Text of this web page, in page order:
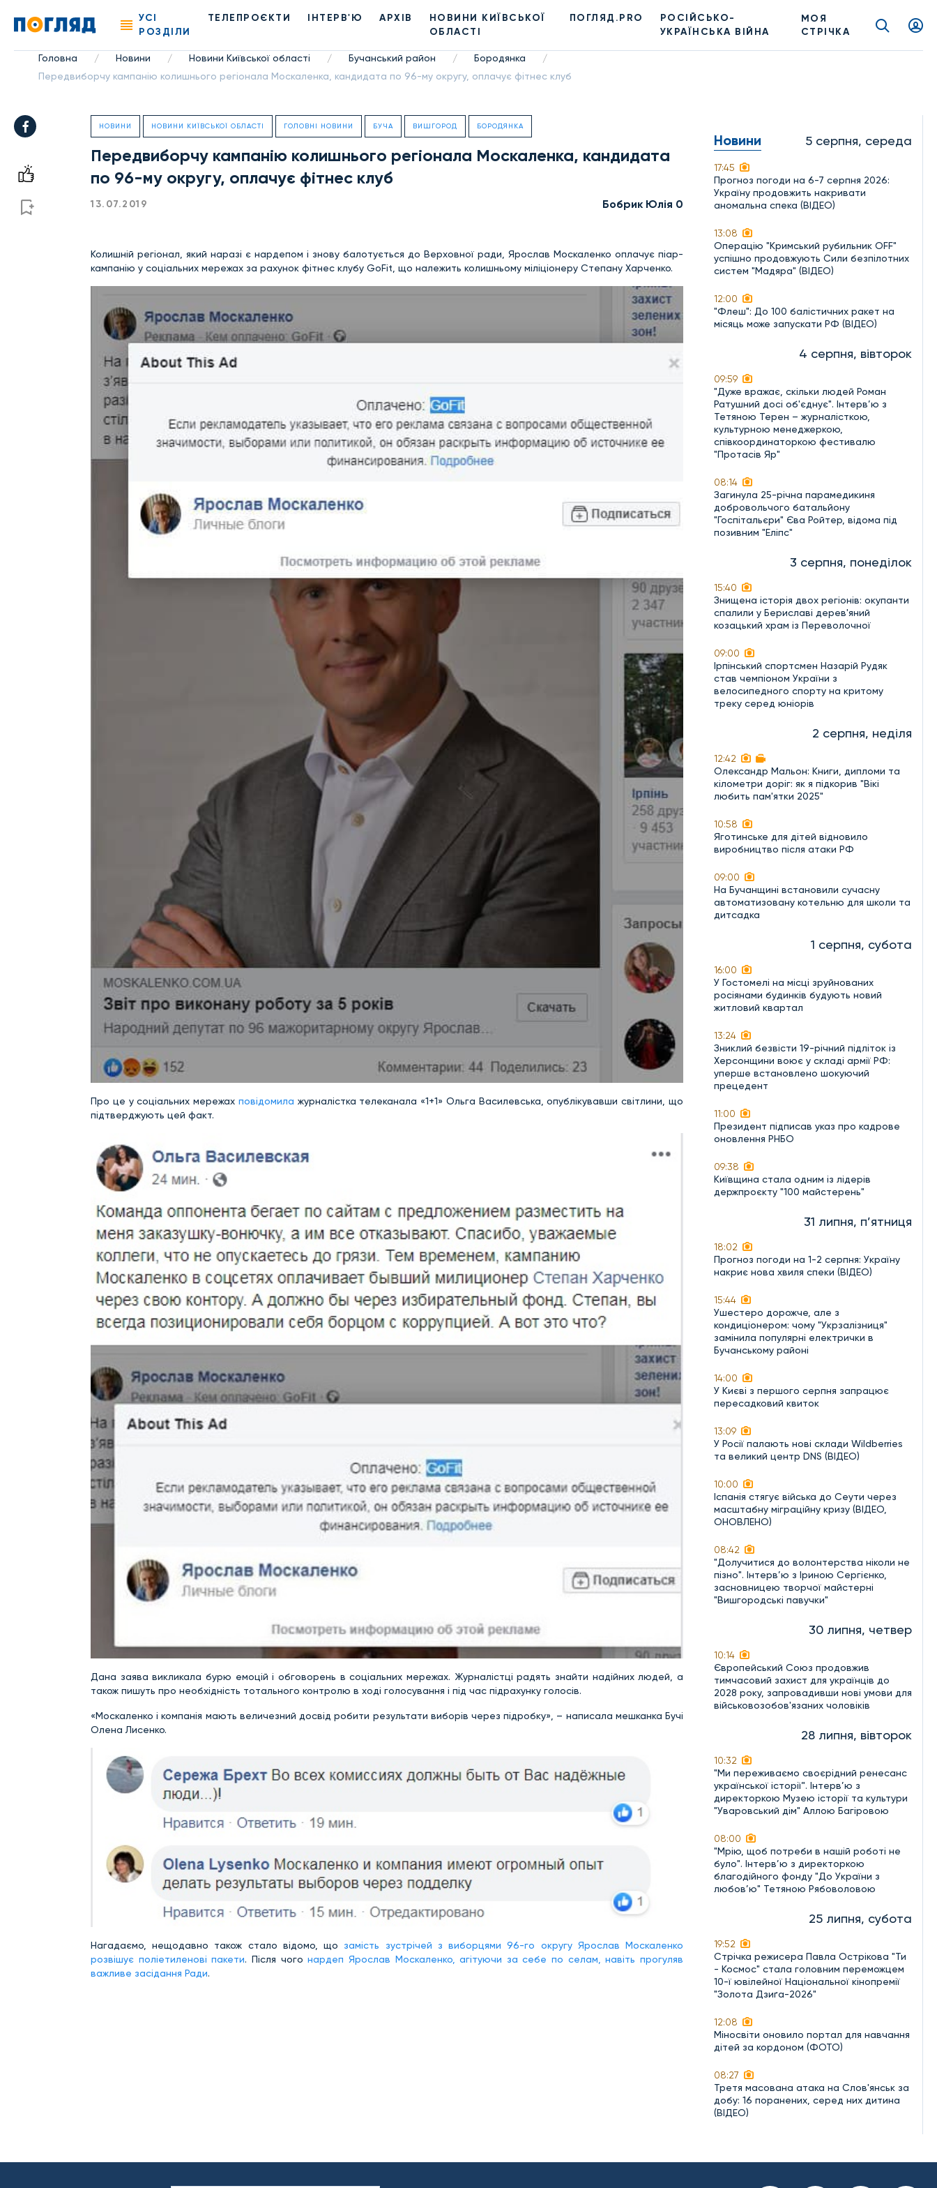
УСІ
РОЗДІЛИ
ТЕЛЕПРОЄКТИ ІНТЕРВ'Ю АРХІВ
НОВИНИ КИЇВСЬКОЇ
ОБЛАСТІ
ПОГЛЯД.PRO
РОСІЙСЬКО-
УКРАЇНСЬКА ВІЙНА
МОЯ
СТРІЧКА
Головна / Новини / Новини Київської області / Бучанський район / Бородянка
/
Передвиборчу кампанію колишнього регіонала Москаленка, кандидата по 96-му округу, оплачує фітнес клуб
НОВИНИ НОВИНИ КИЇВСЬКОЇ ОБЛАСТІ ГОЛОВНІ НОВИНИ БУЧА ВИШГОРОД БОРОДЯНКА
Передвиборчу кампанію колишнього регіонала Москаленка, кандидата
по 96-му округу, оплачує фітнес клуб
13.07.2019 Бобрик Юлія 0
Колишній регіонал, який наразі є нардепом і знову балотується до Верховної ради, Ярослав Москаленко оплачує піар-
кампанію у соціальних мережах за рахунок фітнес клубу GoFit, що належить колишньому міліціонеру Степану Харченко.
Про це у соціальних мережах повідомила журналістка телеканала «1+1» Ольга Василевська, опублікувавши світлини, що
підтверджують цей факт.
Дана заява викликала бурю емоцій і обговорень в соціальних мережах. Журналістці радять знайти надійних людей, а
також пишуть про необхідність тотального контролю в ході голосування і під час підрахунку голосів.
«Москаленко і компанія мають величезний досвід робити результати виборів через підробку», – написала мешканка Бучі
Олена Лисенко.
Нагадаємо, нещодавно також стало відомо, що замість зустрічей з виборцями 96-го округу Ярослав Москаленко
розвішує поліетиленові пакети. Після чогонардеп Ярослав Москаленко, агітуючи за себе по селам, навіть прогуляв
важливе засідання Ради.
Новини 5 серпня, середа
17:45
Прогноз погоди на 6-7 серпня 2026:
Україну продовжить накривати
аномальна спека (ВІДЕО)
13:08
Операцію "Кримський рубильник OFF"
успішно продовжують Сили безпілотних
систем "Мадяра" (ВІДЕО)
12:00
"Флеш": До 100 балістичних ракет на
місяць може запускати РФ (ВІДЕО)
4 серпня, вівторок
09:59
"Дуже вражає, скільки людей Роман
Ратушний досі об'єднує". Інтерв’ю з
Тетяною Терен – журналісткою,
культурною менеджеркою,
співкоординаторкою фестивалю
"Протасів Яр"
08:14
Загинула 25-річна парамедикиня
добровольчого батальйону
"Госпітальєри" Єва Ройтер, відома під
позивним "Еліпс"
3 серпня, понеділок
15:40
Знищена історія двох регіонів: окупанти
спалили у Бериславі дерев'яний
козацький храм із Переволочної
09:00
Ірпінський спортсмен Назарій Рудяк
став чемпіоном України з
велосипедного спорту на критому
треку серед юніорів
2 серпня, неділя
12:42
Олександр Мальон: Книги, дипломи та
кілометри доріг: як я підкорив "Вікі
любить пам'ятки 2025"
10:58
Яготинське для дітей відновило
виробництво після атаки РФ
09:00
На Бучанщині встановили сучасну
автоматизовану котельню для школи та
дитсадка
1 серпня, субота
16:00
У Гостомелі на місці зруйнованих
росіянами будинків будують новий
житловий квартал
13:24
Зниклий безвісти 19-річний підліток із
Херсонщини воює у складі армії РФ:
уперше встановлено шокуючий
прецедент
11:00
Президент підписав указ про кадрове
оновлення РНБО
09:38
Київщина стала одним із лідерів
держпроєкту "100 майстерень"
31 липня, п’ятниця
18:02
Прогноз погоди на 1-2 серпня: Україну
накриє нова хвиля спеки (ВІДЕО)
15:44
Ушестеро дорожче, але з
кондиціонером: чому "Укрзалізниця"
замінила популярні електрички в
Бучанському районі
14:00
У Києві з першого серпня запрацює
пересадковий квиток
13:09
У Росії палають нові склади Wildberries
та великий центр DNS (ВІДЕО)
10:00
Іспанія стягує війська до Сеути через
масштабну міграційну кризу (ВІДЕО,
ОНОВЛЕНО)
08:42
"Долучитися до волонтерства ніколи не
пізно". Інтерв’ю з Іриною Сергієнко,
засновницею творчої майстерні
"Вишгородські павучки"
30 липня, четвер
10:14
Європейський Союз продовжив
тимчасовий захист для українців до
2028 року, запровадивши нові умови для
військовозобов'язаних чоловіків
28 липня, вівторок
10:32
"Ми переживаємо своєрідний ренесанс
української історії". Інтерв’ю з
директоркою Музею історії та культури
"Уваровський дім" Аллою Багіровою
08:00
"Мрію, щоб потреби в нашій роботі не
було". Інтерв’ю з директоркою
благодійного фонду "До України з
любов’ю" Тетяною Рябоволовою
25 липня, субота
19:52
Стрічка режисера Павла Острікова "Ти
- Космос" стала головним переможцем
10-ї ювілейної Національної кінопремії
"Золота Дзиґа-2026"
12:08
Міносвіти оновило портал для навчання
дітей за кордоном (ФОТО)
08:27
Третя масована атака на Слов'янськ за
добу: 16 поранених, серед них дитина
(ВІДЕО)